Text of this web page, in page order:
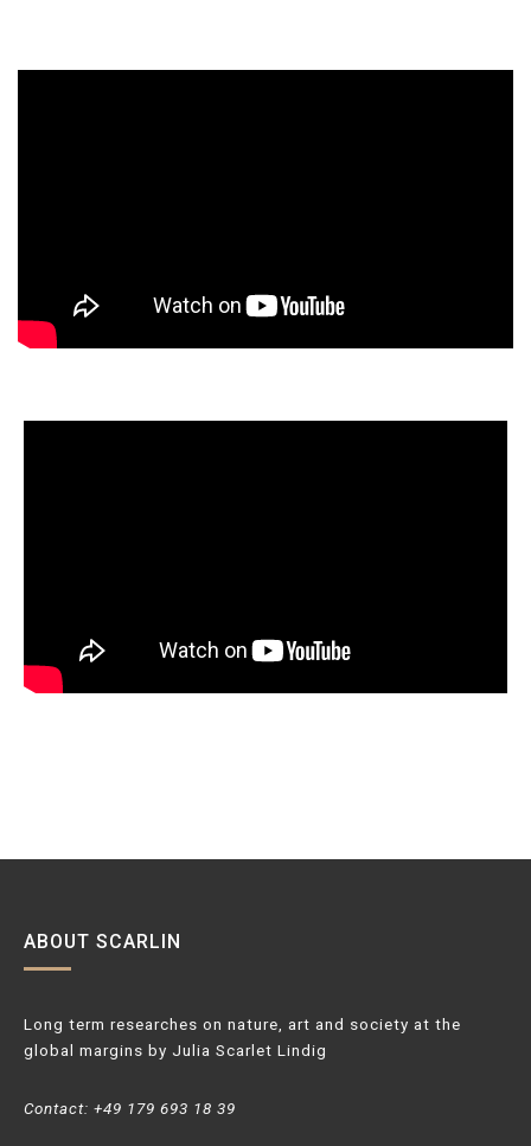
ABOUT SCARLIN
Long term researches on nature, art and society at the
global margins by Julia Scarlet Lindig
Contact: +49 179 693 18 39